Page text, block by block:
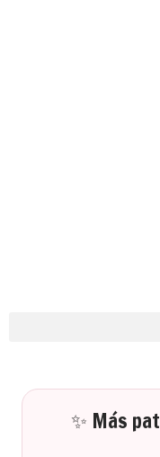
✨ Más